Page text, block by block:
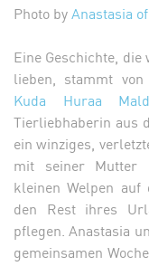
Photo byAnastasia
Eine Geschichte,
lieben, stammt
Kuda Huraa
Tierliebhaberin aus
ein winziges,
mit seiner Mutter
kleinen Welpen
den Rest ihres
pflegen. Anastasia
gemeinsamen